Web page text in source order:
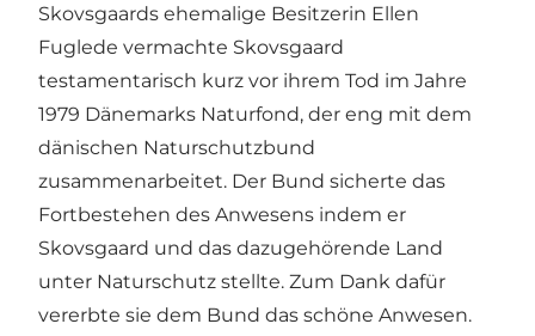
Skovsgaards ehemalige Besitzerin Ellen
Fuglede vermachte Skovsgaard
testamentarisch kurz vor ihrem Tod im Jahre
1979 Dänemarks Naturfond, der eng mit dem
dänischen Naturschutzbund
zusammenarbeitet. Der Bund sicherte das
Fortbestehen des Anwesens indem er
Skovsgaard und das dazugehörende Land
unter Naturschutz stellte. Zum Dank dafür
vererbte sie dem Bund das schöne Anwesen.